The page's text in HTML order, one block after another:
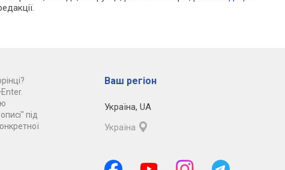
під
Ваш регіон
Україна, UA
Україна